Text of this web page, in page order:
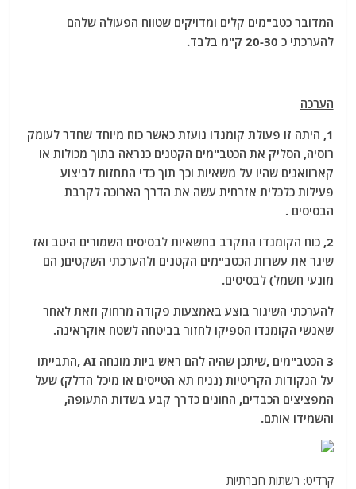
המדובר כטב"מים קלים ומדויקים שטווח הפעולה שלהם
להערכתי כ 20-30 ק"מ בלבד.
הערכה
1, היתה זו פעולת קומנדו נועזת כאשר כוח מיוחד שחדר לעומק
רוסיה, הסליק את הכטב"מים הקטנים כנראה בתוך מכולות או
קארוואנים שהיו על משאיות וכך תוך כדי התחזות לביצוע
פעילות כלכלית אזרחית עשה את הדרך הארוכה לקרבת
הבסיסים .
2, כוח הקומנדו התקרב בחשאיות לבסיסים השמורים היטב ואז
שיגר את עשרות הכטב"מים הקטנים ולהערכתי השקטים( הם
מונעי חשמל) לבסיסים.
להערכתי השיגור בוצע באמצעות פקודה מרחוק וזאת לאחר
שאנשי הקומנדו הספיקו לחזור בביטחה לשטח אוקראינה.
3 הכטב"מים ,שיתכן שהיה להם ראש ביות מונחה AI ,התבייתו
על הנקודות הקריטיות (נניח תא הטייסים או מיכל הדלק) שעל
המפציצים הכבדים, החונים כדרך קבע בשדות התעופה,
והשמידו אותם.
קרדיט: רשתות חברתיות